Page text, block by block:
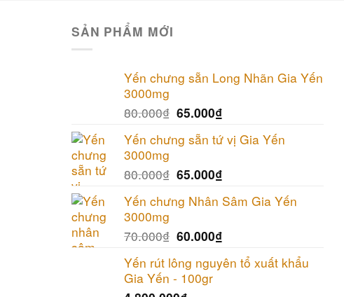
SẢN PHẨM MỚI
Yến chưng sẵn Long Nhãn Gia Yến
3000mg
80.000₫ 65.000₫
Yến chưng sẵn tứ vị Gia Yến
3000mg
80.000₫ 65.000₫
Yến chưng Nhân Sâm Gia Yến
3000mg
70.000₫ 60.000₫
Yến rút lông nguyên tổ xuất khẩu
Gia Yến - 100gr